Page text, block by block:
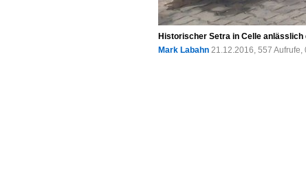
Historischer Setra in Celle
Mark Labahn 21.12.2016, 557 Aufrufe,